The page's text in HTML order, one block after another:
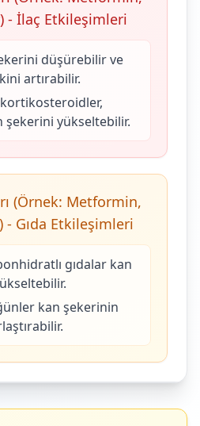
- İlaç Etkileşimleri
düşürebilir ve
artırabilir.
yükseltebilir.
(Örnek: Metformin,
Gıda Etkileşimleri
gıdalar kan
kan şekerinin